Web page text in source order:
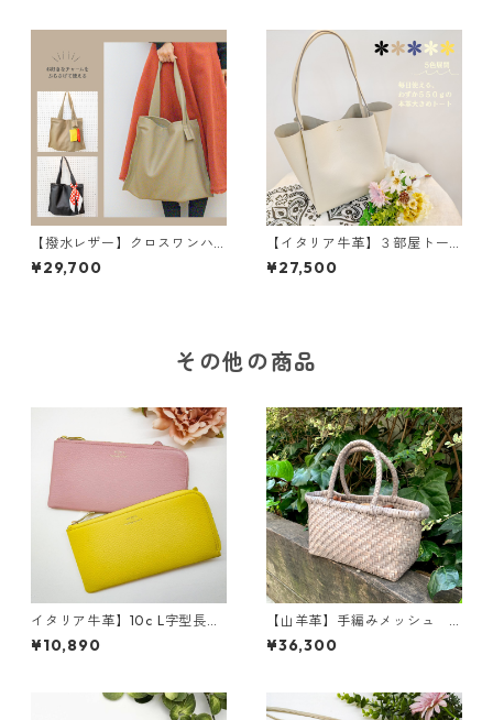
【撥水レザー】クロスワンハ
ンドルバッグ＜2色展開＞ M
6041
¥29,700
【イタリア牛革】３部屋トー
トバッグ〈5色展開〉 イタリ
アンレザー 本革 カラフ
¥27,500
その他の商品
イタリア牛革】10c L字型長財
布<13色展開> 本革 レザー
ウォレット 革小物 革財
¥10,890
【山羊革】手編みメッシュ
シンプルトートバッグ Sサイズ
<5色展開> 軽い 本革 高級
¥36,300